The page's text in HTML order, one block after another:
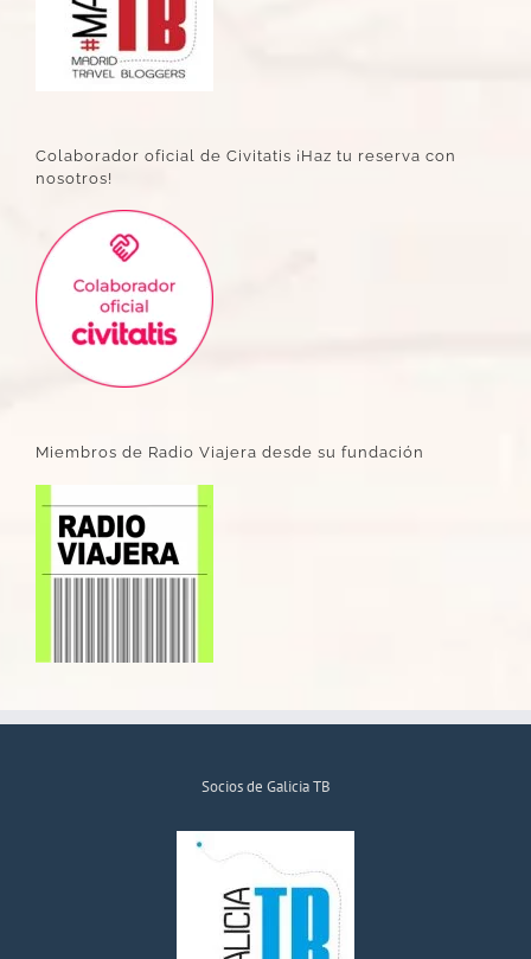
Colaborador oficial de Civitatis ¡Haz tu reserva con
nosotros!
Miembros de Radio Viajera desde su fundación
Socios de Galicia TB